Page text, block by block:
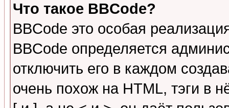
Что такое BBCode?
BBCode это особая
BBCode определяется
отключить его в каждом
очень похож на HTML, тэги в